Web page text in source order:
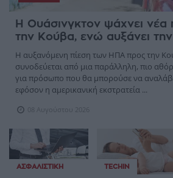
Η Ουάσινγκτον ψάχνει νέα
την Κούβα, ενώ αυξάνει την
Η αυξανόμενη πίεση των ΗΠΑ προς την
συνοδεύεται από μια παράλληλη, πιο
για πρόσωπο που θα μπορούσε να
εφόσον η αμερικανική εκστρατεία ...
08 Αυγούστου 2026
ΑΣΦΑΛΙΣΤΙΚΉ TECHIN